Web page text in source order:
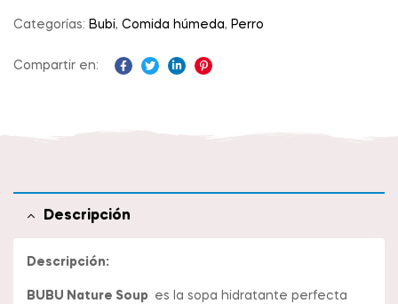
Categorías: Bubi, Comida húmeda, Perro
Compartir en:
Descripción
Descripción:
BUBU Nature Soup
es la sopa hidratante perfecta